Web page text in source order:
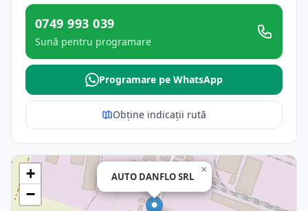
0749 993 039
Sună pentru programare
Programare pe WhatsApp
Obține indicații rută
AUTO DANFLO SRL
×
+
−